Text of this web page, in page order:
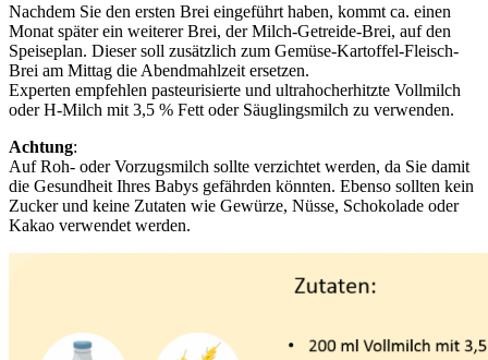
Nachdem Sie den ersten Brei eingeführt haben, kommt ca. einen
Monat später ein weiterer Brei, der Milch-Getreide-Brei, auf den
Speiseplan. Dieser soll zusätzlich zum Gemüse-Kartoffel-Fleisch-
Brei am Mittag die Abendmahlzeit ersetzen.
Experten empfehlen pasteurisierte und ultrahocherhitzte Vollmilch
oder H-Milch mit 3,5 % Fett oder Säuglingsmilch zu verwenden.
Achtung:
Auf Roh- oder Vorzugsmilch sollte verzichtet werden, da Sie damit
die Gesundheit Ihres Babys gefährden könnten. Ebenso sollten kein
Zucker und keine Zutaten wie Gewürze, Nüsse, Schokolade oder
Kakao verwendet werden.